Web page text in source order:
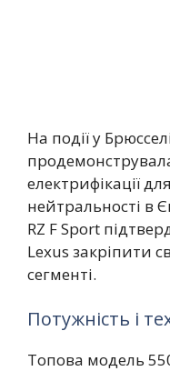
На події у
електрифікації
нейтральності в
RZ F Sport
Lexus закріпити
сегменті.
Потужність і
Топова модель